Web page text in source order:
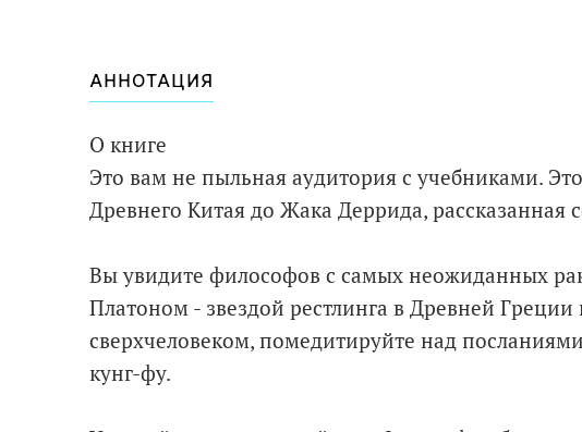
АННОТАЦИЯ
О книге
Это вам не пыльная аудитория с учебниками.
Древнего Китая до Жака Деррида,
Вы увидите философов с самых неожиданных
Платоном - звездой рестлинга в Древней
сверхчеловеком, помедитируйте над
кунг-фу.